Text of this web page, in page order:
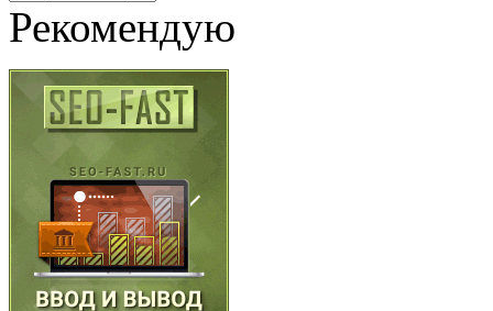
Рекомендую